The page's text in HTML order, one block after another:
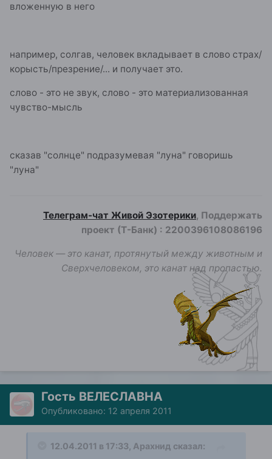
вложенную в него
например, солгав, человек вкладывает в слово страх/
корысть/презрение/... и получает это.
слово - это не звук, слово - это материализованная
чувство-мысль
сказав "солнце" подразумевая "луна" говоришь
"луна"
Телеграм-чат Живой Эзотерики, Поддержать
проект (Т-Банк) : 2200396108086196
Человек — это канат, протянутый между животным и
Сверхчеловеком, это канат над пропастью.
Гость ВЕЛЕСЛАВНА
Опубликовано: 12 апреля 2011
12.04.2011 в 17:33, Арахнид сказал: